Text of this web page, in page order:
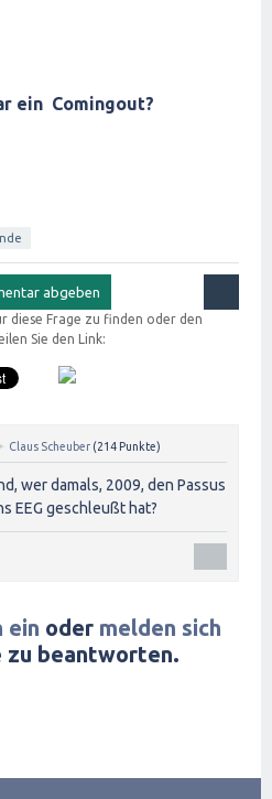
ein Comingout?
diese Frage zu finden oder den
Sie den Link:
Claus Scheuber (214 Punkte)
wer damals, 2009, den Passus
EEG geschleußt hat?
ein oder melden sich
zu beantworten.